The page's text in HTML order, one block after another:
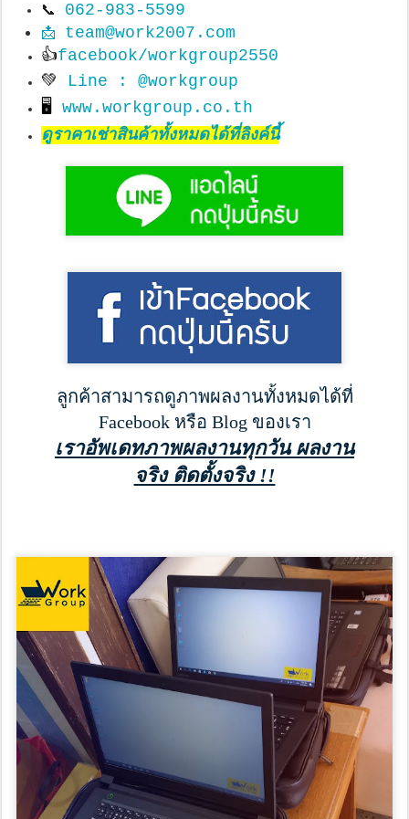
📞 062-983-5599
📩 team@work2007.com
👍facebook/workgroup2550
💚 Line : @workgroup
🖥 www.workgroup.co.th
ดูราคาเช่าสินค้าทั้งหมดได้ที่ลิงค์นี้
ลูกค้าสามารถดูภาพผลงานทั้งหมดได้ที่
Facebook หรือ Blog ของเรา
เราอัพเดทภาพผลงานทุกวัน ผลงาน
จริง ติดตั้งจริง !!